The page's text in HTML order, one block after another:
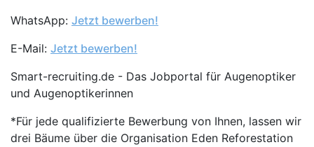
WhatsApp: Jetzt bewerben!
E-Mail: Jetzt bewerben!
Smart-recruiting.de - Das Jobportal für Augenoptiker
und Augenoptikerinnen
*Für jede qualifizierte Bewerbung von Ihnen, lassen wir
drei Bäume über die Organisation Eden Reforestation